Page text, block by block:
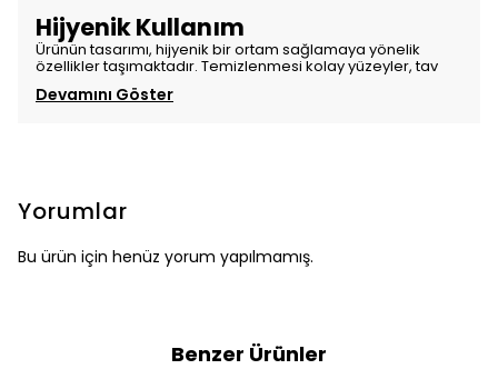
Hijyenik Kullanım
Ürünün tasarımı, hijyenik bir ortam sağlamaya yönelik
özellikler taşımaktadır. Temizlenmesi kolay yüzeyler, tav
Devamını Göster
Yorumlar
Bu ürün için henüz yorum yapılmamış.
Benzer Ürünler